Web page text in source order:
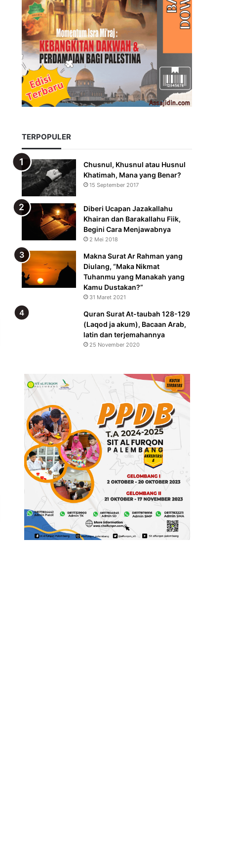
TERPOPULER
Chusnul, Khusnul atau Husnul
Khatimah, Mana yang Benar?
15 September 2017
Diberi Ucapan Jazakallahu
Khairan dan Barakallahu Fiik,
Begini Cara Menjawabnya
2 Mei 2018
Makna Surat Ar Rahman yang
Diulang, “Maka Nikmat
Tuhanmu yang Manakah yang
Kamu Dustakan?”
31 Maret 2021
Quran Surat At-taubah 128-129
(Laqod ja akum), Bacaan Arab,
latin dan terjemahannya
25 November 2020